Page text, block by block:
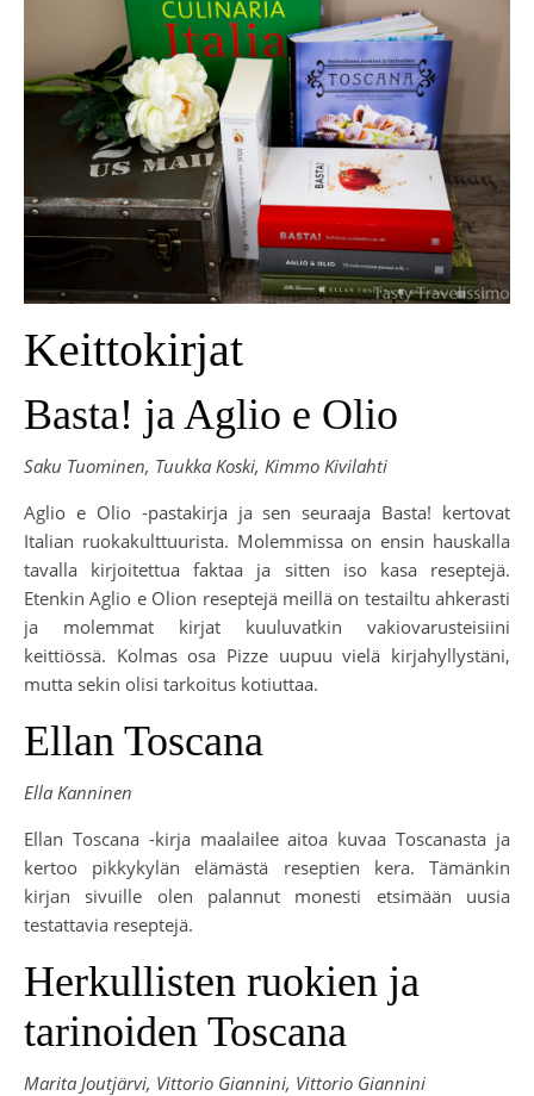
Keittokirjat
Basta! ja Aglio e Olio
Saku Tuominen, Tuukka Koski, Kimmo Kivilahti
Aglio e Olio -pastakirja ja sen seuraaja Basta! kertovat
Italian ruokakulttuurista. Molemmissa on ensin hauskalla
tavalla kirjoitettua faktaa ja sitten iso kasa reseptejä.
Etenkin Aglio e Olion reseptejä meillä on testailtu ahkerasti
ja molemmat kirjat kuuluvatkin vakiovarusteisiini
keittiössä. Kolmas osa Pizze uupuu vielä kirjahyllystäni,
mutta sekin olisi tarkoitus kotiuttaa.
Ellan Toscana
Ella Kanninen
Ellan Toscana -kirja maalailee aitoa kuvaa Toscanasta ja
kertoo pikkykylän elämästä reseptien kera. Tämänkin
kirjan sivuille olen palannut monesti etsimään uusia
testattavia reseptejä.
Herkullisten ruokien ja
tarinoiden Toscana
Marita Joutjärvi, Vittorio Giannini, Vittorio Giannini